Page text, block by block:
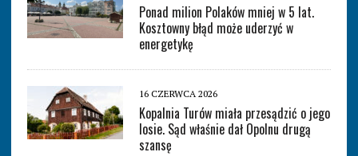
Ponad milion Polaków mniej w 5 lat.
Kosztowny błąd może uderzyć w
energetykę
16 CZERWCA 2026
Kopalnia Turów miała przesądzić o jego
losie. Sąd właśnie dał Opolnu drugą
szansę